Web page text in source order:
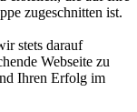
zugeschnitten ist.
stets darauf
Webseite zu
Ihren Erfolg im